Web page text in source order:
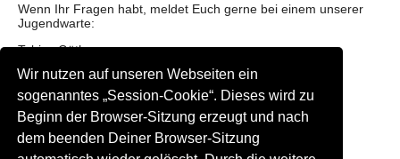
Wir nutzen auf unseren Webseiten ein
sogenanntes „Session-Cookie“. Dieses wird zu
Beginn der Browser-Sitzung erzeugt und nach
dem beenden Deiner Browser-Sitzung
Wenn Ihr Fragen habt, meldet Euch gerne bei einem unserer
Jugendwarte:
Tobias Gäth
Mobil: 0160 631 23 31
E-Mail:jugend@tennisverein-sottrum.de
und Frank Witthuhn
Mobil: 0176 978 914 82